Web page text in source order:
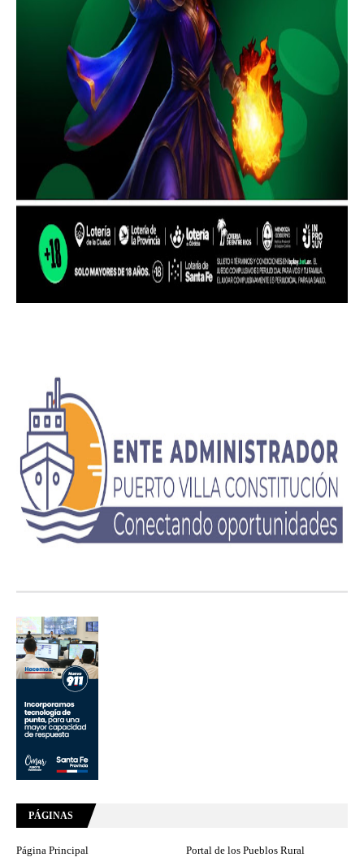
PÁGINAS
Página Principal Portal de los Pueblos Rural